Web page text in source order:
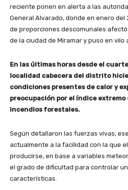
reciente ponen en alerta a las
General Alvarado, donde en enero
de proporciones descomunales
de la ciudad de Miramar y puso en vilo
En las últimas horas desde el
localidad cabecera del distrito
condiciones presentes de calor y
preocupación por el índice extremo
incendios forestales.
Según detallaron las fuerzas vivas,
actualmente a la facilidad con la que
producirse, en base a variables
el grado de dificultad para controlar
características.